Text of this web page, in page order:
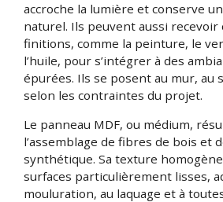
accroche la lumière et conserve
naturel. Ils peuvent aussi recevoir
finitions, comme la peinture, le
l’huile, pour s’intégrer à des
épurées. Ils se posent au mur, au
selon les contraintes du projet.
Le panneau MDF, ou médium,
l’assemblage de fibres de bois et
synthétique. Sa texture
surfaces particulièrement lisses,
mouluration, au laquage et à